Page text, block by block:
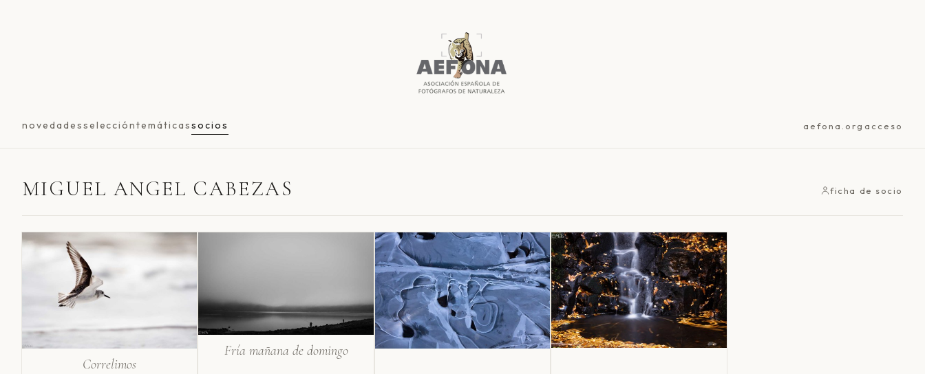
novedadesseleccióntemáticassocios aefona.org acceso
MIGUEL ANGEL CABEZAS ficha de socio
Correlimos
Fría mañana de domingo